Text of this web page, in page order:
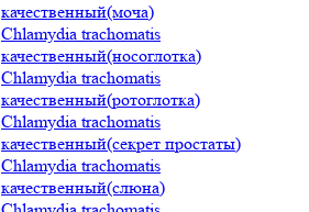
качественный(моча)
Chlamydia trachomatis
качественный(носоглотка)
Chlamydia trachomatis
качественный(ротоглотка)
Chlamydia trachomatis
качественный(секрет простаты)
Chlamydia trachomatis
качественный(слюна)